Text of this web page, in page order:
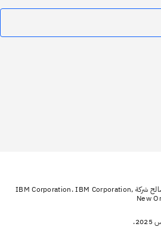
لعام 2025 محفوظة لصالح شركة IBM Corporation. IBM Corporation,
New